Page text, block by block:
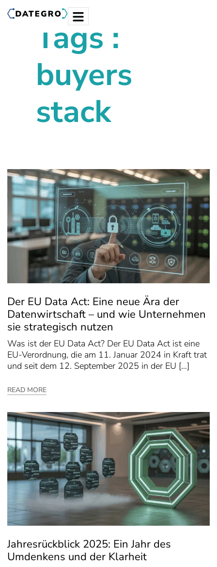
Tags :
buyers
stack
Der EU Data Act: Eine neue Ära der
Datenwirtschaft – und wie Unternehmen
sie strategisch nutzen
Was ist der EU Data Act? Der EU Data Act ist eine
EU-Verordnung, die am 11. Januar 2024 in Kraft trat
und seit dem 12. September 2025 in der EU […]
READ MORE
Jahresrückblick 2025: Ein Jahr des
Umdenkens und der Klarheit